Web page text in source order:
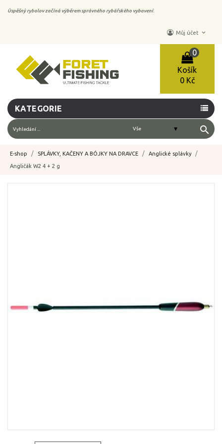
Úspěšný rybolov začíná výběrem správného rybářského vybavení.
Můj účet keyboard_arrow_down
Košík
0
0 Kč
KATEGORIE
search
E-shop SPLÁVKY, KAČENY A BÓJKY NA DRAVCE Anglické splávky
Angličák W2 4 + 2 g